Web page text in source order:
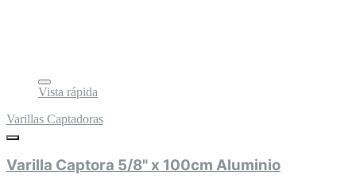
Vista rápida
Varillas Captadoras
Varilla Captora 5/8" x 100cm Aluminio